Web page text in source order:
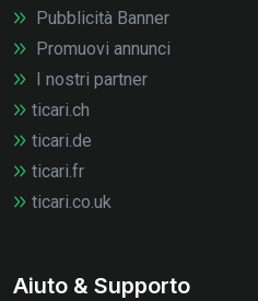
Pubblicità Banner
Promuovi annunci
I nostri partner
ticari.ch
ticari.de
ticari.fr
ticari.co.uk
Aiuto & Supporto